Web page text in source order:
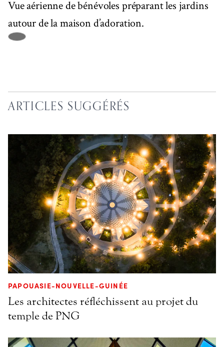
Vue aérienne de bénévoles préparant les jardins
autour de la maison d’adoration.
ARTICLES SUGGÉRÉS
PAPOUASIE-NOUVELLE-GUINÉE
Les architectes réfléchissent au projet du
temple de PNG